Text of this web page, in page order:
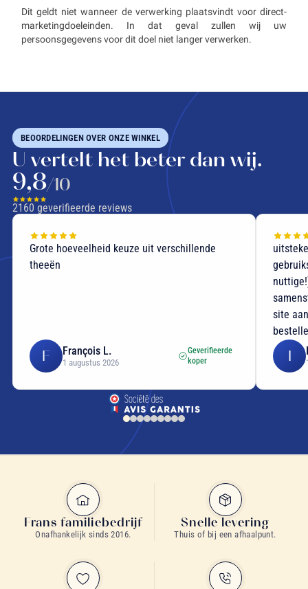
Dit geldt niet wanneer de verwerking plaatsvindt voor direct-
marketingdoeleinden. In dat geval zullen wij uw
persoonsgegevens voor dit doel niet langer verwerken.
BEOORDELINGEN OVER ONZE WINKEL
U vertelt het beter dan wij.
9,8/10
2160 geverifieerde reviews
Grote hoeveelheid keuze uit verschillende
theeën
F François L.
1 augustus 2026
Geverifieerde
koper
site
I
Frans familiebedrijf
Onafhankelijk sinds 2016.
Snelle levering
Thuis of bij een afhaalpunt.